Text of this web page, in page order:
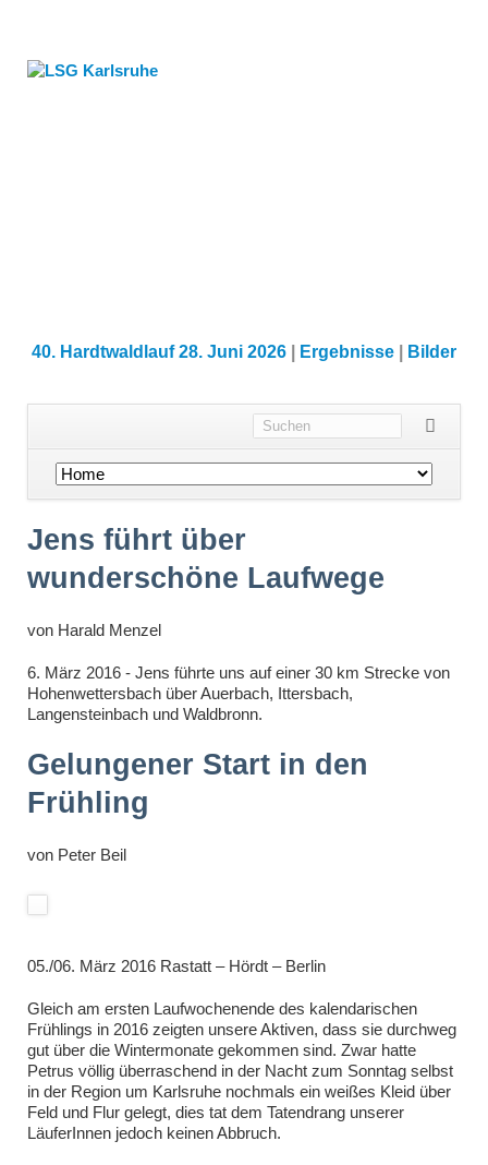
40. Hardtwaldlauf 28. Juni 2026 Ergebnisse Bilder
Navigation
Jens führt über
wunderschöne Laufwege
von Harald Menzel
6. März 2016 - Jens führte uns auf einer 30 km Strecke von
Hohenwettersbach über Auerbach, Ittersbach,
Langensteinbach und Waldbronn.
Gelungener Start in den
Frühling
von Peter Beil
05./06. März 2016 Rastatt – Hördt – Berlin
Gleich am ersten Laufwochenende des kalendarischen
Frühlings in 2016 zeigten unsere Aktiven, dass sie durchweg
gut über die Wintermonate gekommen sind. Zwar hatte
Petrus völlig überraschend in der Nacht zum Sonntag selbst
in der Region um Karlsruhe nochmals ein weißes Kleid über
Feld und Flur gelegt, dies tat dem Tatendrang unserer
LäuferInnen jedoch keinen Abbruch.